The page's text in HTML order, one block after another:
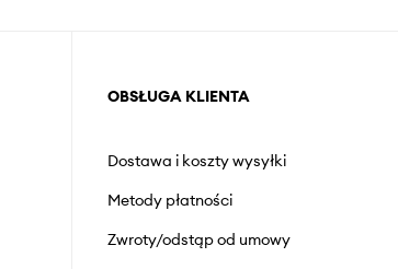
OBSŁUGA KLIENTA
Dostawa i koszty wysyłki
Metody płatności
Zwroty/odstąp od umowy